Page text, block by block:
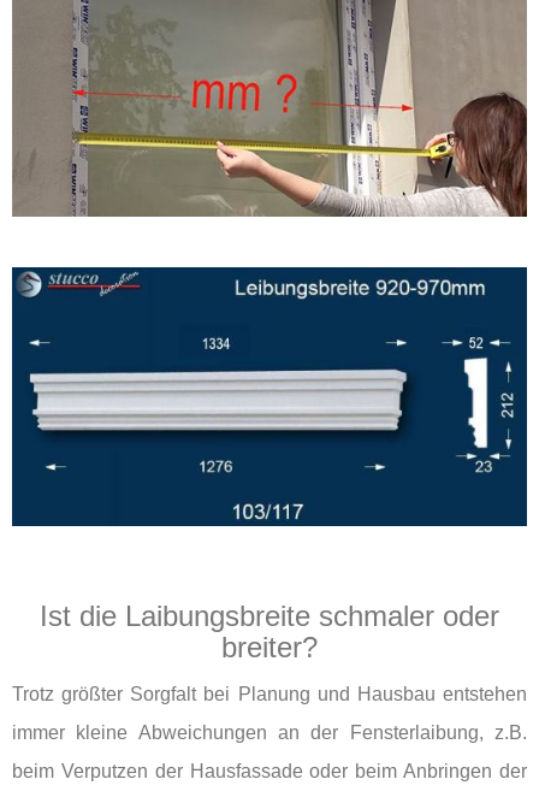
Ist die Laibungsbreite schmaler oder
breiter?
Trotz größter Sorgfalt bei Planung und Hausbau entstehen
immer kleine Abweichungen an der Fensterlaibung, z.B.
beim Verputzen der Hausfassade oder beim Anbringen der